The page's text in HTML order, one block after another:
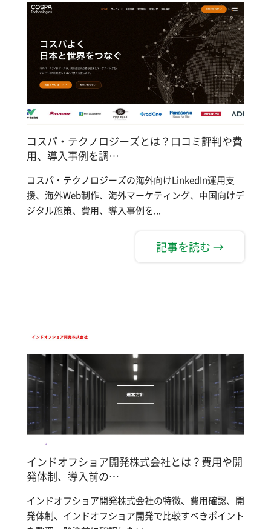
コスパ・テクノロジーズとは？口コミ評判や費
用、導入事例を調…
コスパ・テクノロジーズの海外向けLinkedIn運用支
援、海外Web制作、海外マーケティング、中国向けデ
ジタル施策、費用、導入事例を...
記事を読む →
インドオフショア開発株式会社とは？費用や開
発体制、導入前の…
インドオフショア開発株式会社の特徴、費用確認、開
発体制、インドオフショア開発で比較すべきポイント